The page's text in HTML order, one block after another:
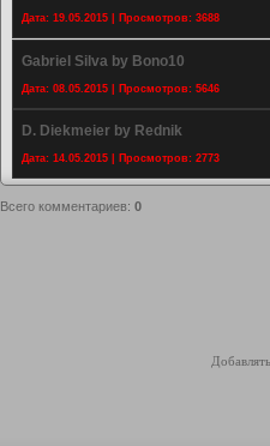
Дата: 19.05.2015 | Просмотров: 3688
Gabriel Silva by Bono10
Дата: 08.05.2015 | Просмотров: 5646
D. Diekmeier by Rednik
Дата: 14.05.2015 | Просмотров: 2773
Всего комментариев: 0